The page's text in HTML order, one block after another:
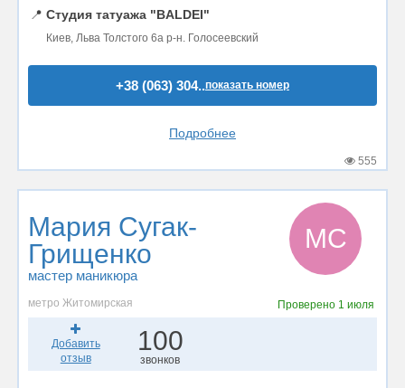
📍 Студия татуажа "BALDEI"
Киев, Льва Толстого 6а р-н. Голосеевский
+38 (063) 304..показать номер
Подробнее
555
Мария Сугак-
Грищенко
мастер маникюра
МС
метро Житомирская Проверено 1 июля
Добавить
отзыв
100
звонков